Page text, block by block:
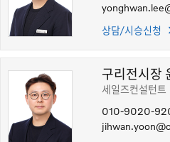
상담/시승신청
구리전시장
세일즈컨설턴트
010-9020-